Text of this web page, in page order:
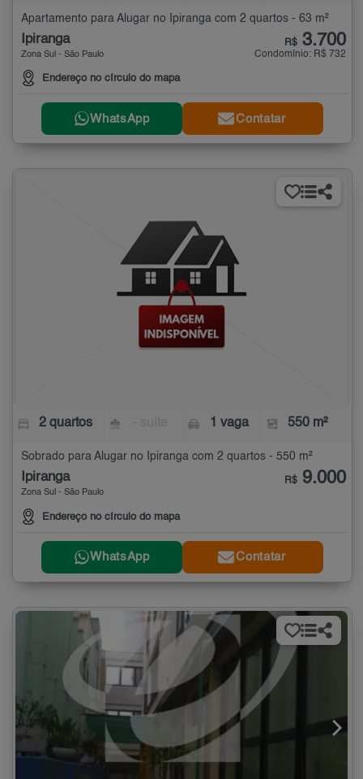
Apartamento para Alugar no Ipiranga com 2 quartos - 63 m²
Ipiranga
Zona Sul - São Paulo
Endereço no círculo do mapa
R$ 3.700
Condomínio: R$ 732
WhatsApp Contatar
2 quartos 1 vaga 550 m²
Sobrado para Alugar no Ipiranga com 2 quartos - 550 m²
Ipiranga
Zona Sul - São Paulo
Endereço no círculo do mapa
R$ 9.000
WhatsApp Contatar